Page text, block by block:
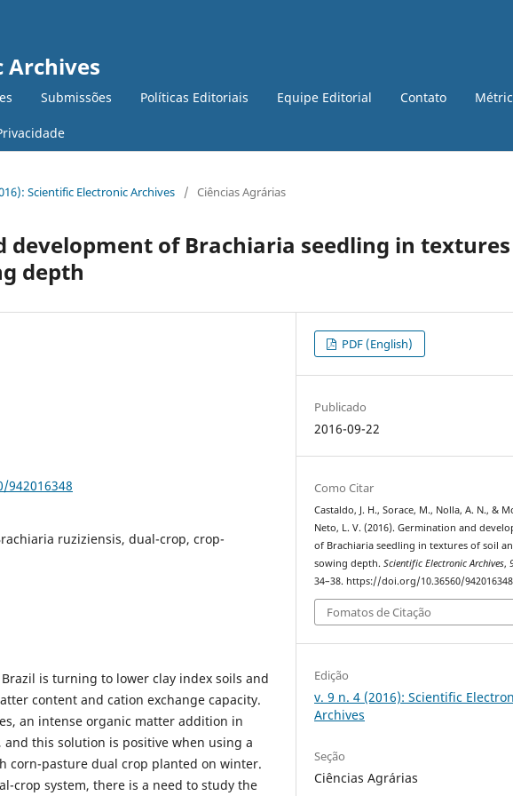
Archives
Submissões Políticas Editoriais Equipe Editorial Contato
Scientific Electronic Archives / Ciências Agrárias
development of Brachiaria seedling in textures
depth
ruziziensis, dual-crop, crop-
is turning to lower clay index soils and
content and cation exchange capacity.
an intense organic matter addition in
and this solution is positive when using a
corn-pasture dual crop planted on winter.
crop system, there is a need to study the
PDF (English)
Publicado
2016-09-22
Como Citar
Castaldo, J. H., Sorace, M., Nolla, A. N., &
Neto, L. V. (2016). Germination and
of Brachiaria seedling in textures of soil
sowing depth.Scientific Electronic Archives,
34–38. https://doi.org/10.36560/942016348
Fomatos de Citação
Edição
v. 9 n. 4 (2016): Scientific
Archives
Seção
Ciências Agrárias